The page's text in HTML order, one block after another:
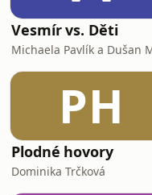
Vesmír vs. Děti
PH
Plodné hovory
Dominika Trčková